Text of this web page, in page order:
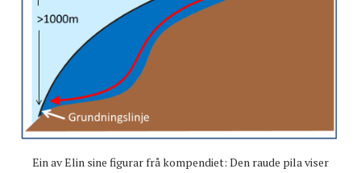
Ein av Elin sine figurar frå kompendiet: Den raude pila viser